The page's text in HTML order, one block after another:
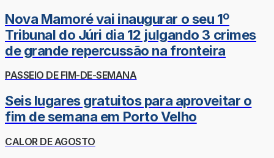
Nova Mamoré vai inaugurar o seu 1º
Tribunal do Júri dia 12 julgando 3 crimes
de grande repercussão na fronteira
PASSEIO DE FIM-DE-SEMANA
Seis lugares gratuitos para aproveitar o
fim de semana em Porto Velho
CALOR DE AGOSTO